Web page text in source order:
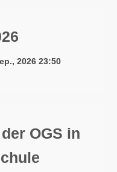
2026 23:50
OGS in